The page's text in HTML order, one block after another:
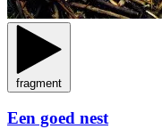
fragment
Een goed nest